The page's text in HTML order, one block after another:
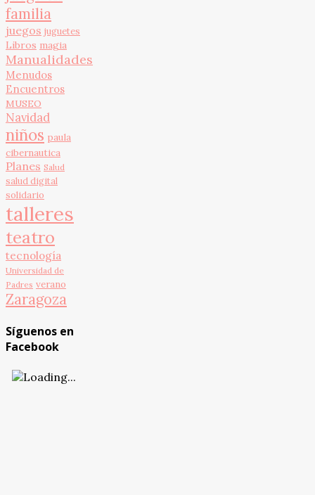
familia
juegos juguetes
Libros magia
Manualidades
Menudos
Encuentros
MUSEO
Navidad
niños paula
cibernautica
Planes Salud
salud digital
solidario
talleres
teatro
tecnología
Universidad de
Padres verano
Zaragoza
Síguenos en
Facebook